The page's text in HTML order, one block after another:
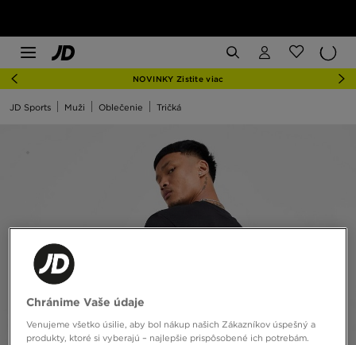
NOVINKY Zistite viac
JD Sports Muži Oblečenie Tričká
Chránime Vaše údaje
Venujeme všetko úsilie, aby bol nákup našich Zákazníkov úspešný a
produkty, ktoré si vyberajú – najlepšie prispôsobené ich potrebám.